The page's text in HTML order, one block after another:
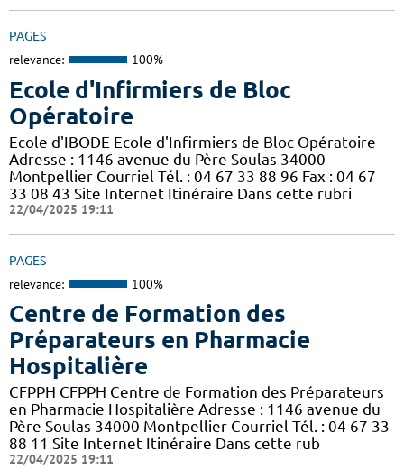
PAGES
relevance: 100%
Ecole d'Infirmiers de Bloc
Opératoire
Ecole d'IBODE Ecole d'Infirmiers de Bloc Opératoire
Adresse : 1146 avenue du Père Soulas 34000
Montpellier Courriel Tél. : 04 67 33 88 96 Fax : 04 67
33 08 43 Site Internet Itinéraire Dans cette rubri
22/04/2025 19:11
PAGES
relevance: 100%
Centre de Formation des
Préparateurs en Pharmacie
Hospitalière
CFPPH CFPPH Centre de Formation des Préparateurs
en Pharmacie Hospitalière Adresse : 1146 avenue du
Père Soulas 34000 Montpellier Courriel Tél. : 04 67 33
88 11 Site Internet Itinéraire Dans cette rub
22/04/2025 19:11